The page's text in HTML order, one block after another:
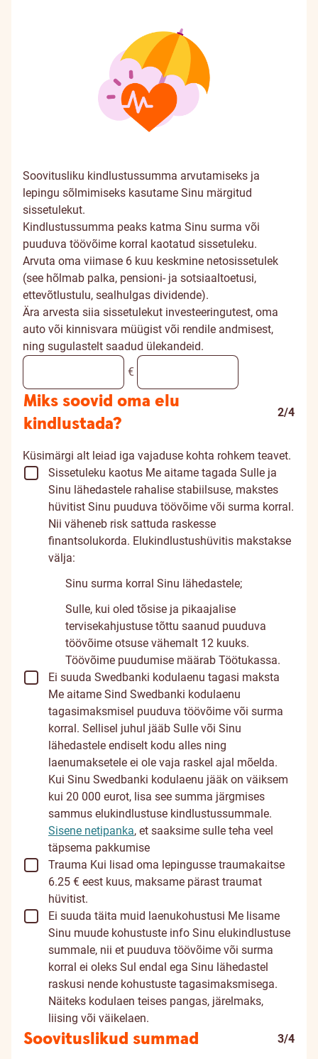
Soovitusliku kindlustussumma arvutamiseks ja
lepingu sõlmimiseks kasutame Sinu märgitud
sissetulekut.
Kindlustussumma peaks katma Sinu surma või
puuduva töövõime korral kaotatud sissetuleku.
Arvuta oma viimase 6 kuu keskmine netosissetulek
(see hõlmab palka, pensioni- ja sotsiaaltoetusi,
ettevõtlustulu, sealhulgas dividende).
Ära arvesta siia sissetulekut investeeringutest, oma
auto või kinnisvara müügist või rendile andmisest,
ning sugulastelt saadud ülekandeid.
€
Miks soovid oma elu
kindlustada?
2/4
Küsimärgi alt leiad iga vajaduse kohta rohkem teavet.
Sissetuleku kaotus Me aitame tagada Sulle ja
Sinu lähedastele rahalise stabiilsuse, makstes
hüvitist Sinu puuduva töövõime või surma korral.
Nii väheneb risk sattuda raskesse
finantsolukorda. Elukindlustushüvitis makstakse
välja:
Sinu surma korral Sinu lähedastele;
Sulle, kui oled tõsise ja pikaajalise
tervisekahjustuse tõttu saanud puuduva
töövõime otsuse vähemalt 12 kuuks.
Töövõime puudumise määrab Töötukassa.
Ei suuda Swedbanki kodulaenu tagasi maksta
Me aitame Sind Swedbanki kodulaenu
tagasimaksmisel puuduva töövõime või surma
korral. Sellisel juhul jääb Sulle või Sinu
lähedastele endiselt kodu alles ning
laenumaksetele ei ole vaja raskel ajal mõelda.
Kui Sinu Swedbanki kodulaenu jääk on väiksem
kui 20 000 eurot, lisa see summa järgmises
sammus elukindlustuse kindlustussummale.
Sisene netipanka, et saaksime sulle teha veel
täpsema pakkumise
Trauma Kui lisad oma lepingusse traumakaitse
6.25 € eest kuus, maksame pärast traumat
hüvitist.
Ei suuda täita muid laenukohustusi Me lisame
Sinu muude kohustuste info Sinu elukindlustuse
summale, nii et puuduva töövõime või surma
korral ei oleks Sul endal ega Sinu lähedastel
raskusi nende kohustuste tagasimaksmisega.
Näiteks kodulaen teises pangas, järelmaks,
liising või väikelaen.
Soovituslikud summad 3/4